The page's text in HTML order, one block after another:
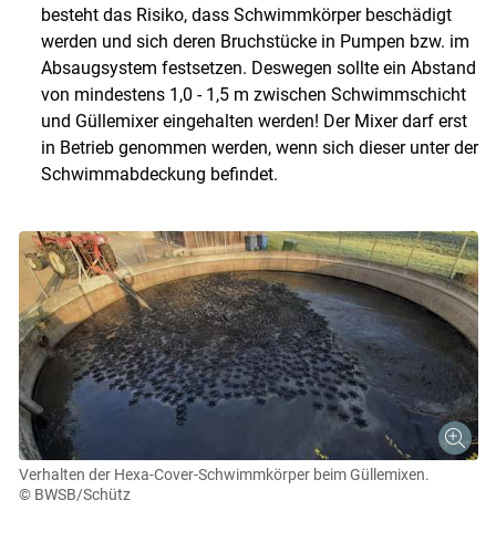
besteht das Risiko, dass Schwimmkörper beschädigt
werden und sich deren Bruchstücke in Pumpen bzw. im
Absaugsystem festsetzen. Deswegen sollte ein Abstand
von mindestens 1,0 - 1,5 m zwischen Schwimmschicht
und Güllemixer eingehalten werden! Der Mixer darf erst
in Betrieb genommen werden, wenn sich dieser unter der
Schwimmabdeckung befindet.
Verhalten der Hexa-Cover-Schwimmkörper beim Güllemixen.
© BWSB/Schütz